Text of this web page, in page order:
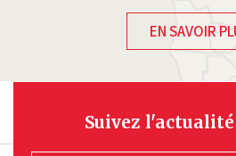
EN SAVOIR
Suivez